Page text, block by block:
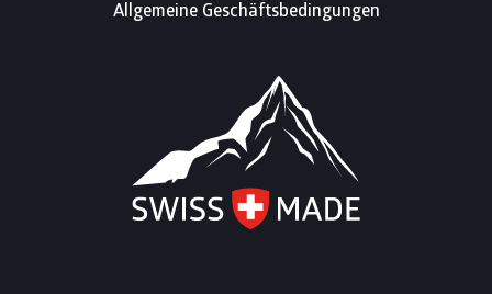
Allgemeine Geschäftsbedingungen